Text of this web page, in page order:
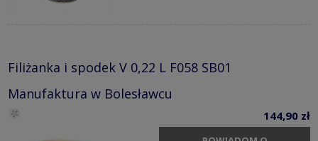
Filiżanka i spodek V 0,22 L F058 SB01
Manufaktura w Bolesławcu
144,90 zł